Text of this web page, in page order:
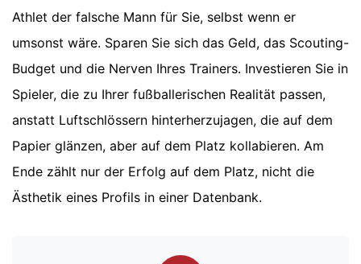
Athlet der falsche Mann für Sie, selbst wenn er
umsonst wäre. Sparen Sie sich das Geld, das Scouting-
Budget und die Nerven Ihres Trainers. Investieren Sie in
Spieler, die zu Ihrer fußballerischen Realität passen,
anstatt Luftschlössern hinterherzujagen, die auf dem
Papier glänzen, aber auf dem Platz kollabieren. Am
Ende zählt nur der Erfolg auf dem Platz, nicht die
Ästhetik eines Profils in einer Datenbank.